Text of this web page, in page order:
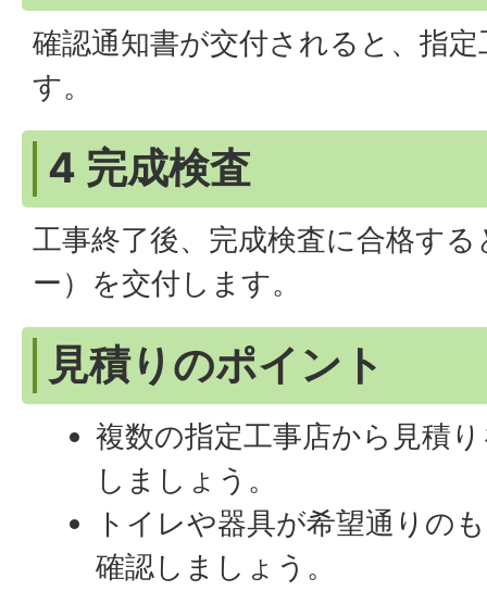
確認通知書が交付されると、指
す。
4 完成検査
工事終了後、完成検査に合格す
ー）を交付します。
見積りのポイント
複数の指定工事店から見積
しましょう。
トイレや器具が希望通りの
確認しましょう。